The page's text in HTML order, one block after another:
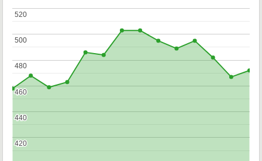
420
420
440
440
460
460
480
480
500
500
520
520